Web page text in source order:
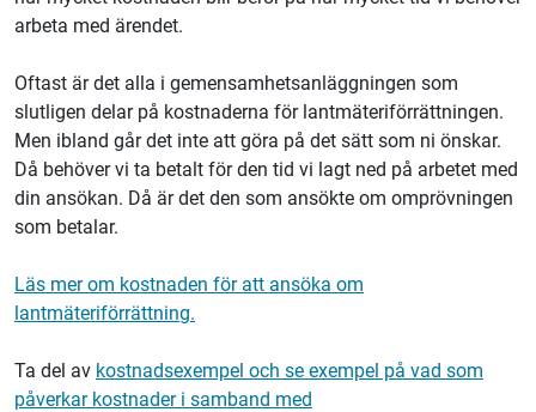
arbeta med ärendet.
Oftast är det alla i gemensamhetsanläggningen som
slutligen delar på kostnaderna för lantmäteriförrättningen.
Men ibland går det inte att göra på det sätt som ni önskar.
Då behöver vi ta betalt för den tid vi lagt ned på arbetet med
din ansökan. Då är det den som ansökte om omprövningen
som betalar.
Läs mer om kostnaden för att ansöka om
lantmäteriförrättning.
Ta del av kostnadsexempel och se exempel på vad som
påverkar kostnader i samband med